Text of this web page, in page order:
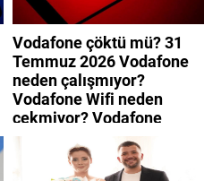
Vodafone çöktü mü? 31
Temmuz 2026 Vodafone
neden çalışmıyor?
Vodafone Wifi neden
çekmiyor? Vodafone
mobil uygulamaya neden
giremiyorum?